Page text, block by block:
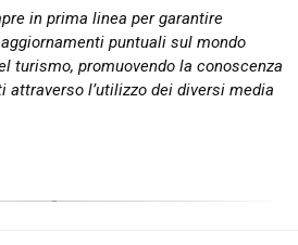
in prima linea per garantire
puntuali sul mondo
turismo, promuovendo la conoscenza
l’utilizzo dei diversi media